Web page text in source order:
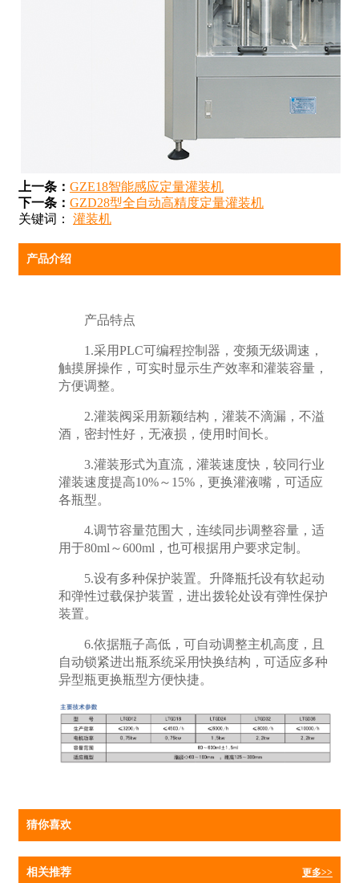
上一条： GZE18智能感应定量灌装机
下一条： GZD28型全自动高精度定量灌装机
关键词： 灌装机
产品介绍
产品特点
1.采用PLC可编程控制器，变频无级调速，
触摸屏操作，可实时显示生产效率和灌装容量，
方便调整。
2.灌装阀采用新颖结构，灌装不滴漏，不溢
酒，密封性好，无液损，使用时间长。
3.灌装形式为直流，灌装速度快，较同行业
灌装速度提高10%～15%，更换灌液嘴，可适应
各瓶型。
4.调节容量范围大，连续同步调整容量，适
用于80ml～600ml，也可根据用户要求定制。
5.设有多种保护装置。升降瓶托设有软起动
和弹性过载保护装置，进出拨轮处设有弹性保护
装置。
6.依据瓶子高低，可自动调整主机高度，且
自动锁紧进出瓶系统采用快换结构，可适应多种
异型瓶更换瓶型方便快捷。
猜你喜欢
相关推荐 更多>>